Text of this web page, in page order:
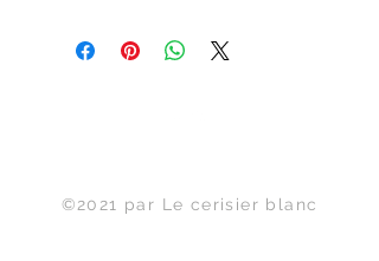
©2021 par Le cerisier blanc